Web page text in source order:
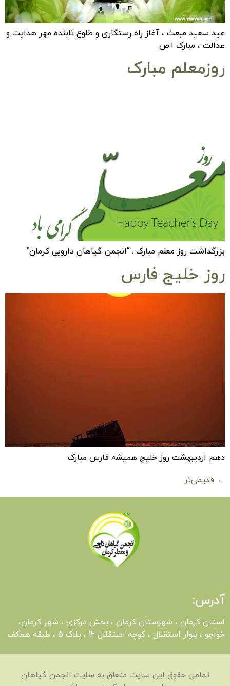
عید سعید مبعث ، آغاز راه رستگاری و طلوع تابنده مهر هدایت و
عدالت ، مبارک ا.ص
روزمعلم مبارک
بزرگداشت روز معلم مبارک . “انجمن گیاهان دارویی کرمان”
روز خلیج فارس
دهم اردیبهشت روز خلیج همیشه فارس مبارک
← قدیمی‌تر
آدرس:
استان کرمان ، شهرستان کرمان ، بخش مرکزی ، شهر کرمان،
خواجو ، بلوار استقلال ، کوچه استقلال 12 ، پلاک 5 ، طبقه همکف
تمامی حقوق این سایت متعلق به سایت انجمن گیاهان